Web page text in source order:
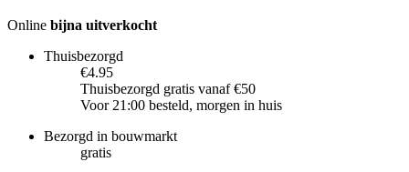
Online bijna uitverkocht
Thuisbezorgd
€4.95
Thuisbezorgd gratis vanaf €50
Voor 21:00 besteld, morgen in huis
Bezorgd in bouwmarkt
gratis